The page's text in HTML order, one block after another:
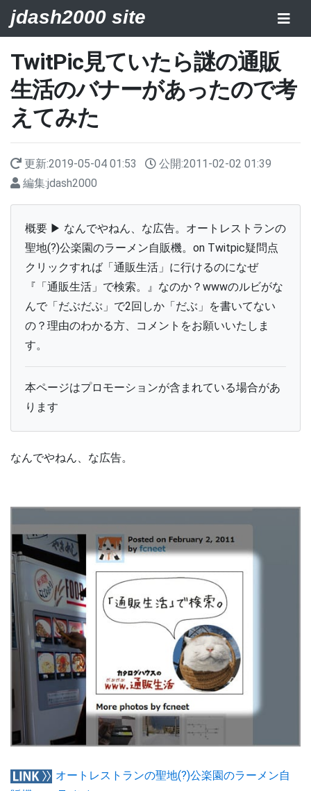
jdash2000 site
TwitPic見ていたら謎の通販
生活のバナーがあったので考
えてみた
更新:2019-05-04 01:53 公開:2011-02-02 01:39
編集:jdash2000
概要 ▶ なんでやねん、な広告。オートレストランの
聖地(?)公楽園のラーメン自販機。on Twitpic疑問点
クリックすれば「通販生活」に行けるのになぜ
『「通販生活」で検索。』なのか？wwwのルビがな
んで「だぶだぶ」で2回しか「だぶ」を書いてない
の？理由のわかる方、コメントをお願いいたしま
す。
本ページはプロモーションが含まれている場合があ
ります
なんでやねん、な広告。
オートレストランの聖地(?)公楽園のラーメン自